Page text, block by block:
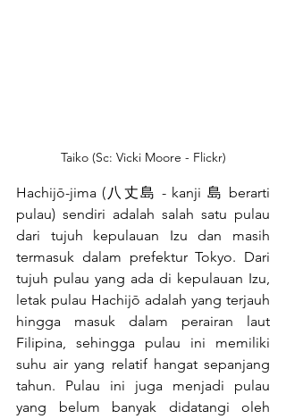
Taiko (Sc: Vicki Moore - Flickr)
Hachijō-jima (八丈島 - kanji 島 berarti
pulau) sendiri adalah salah satu pulau
dari tujuh kepulauan Izu dan masih
termasuk dalam prefektur Tokyo. Dari
tujuh pulau yang ada di kepulauan Izu,
letak pulau Hachijō adalah yang terjauh
hingga masuk dalam perairan laut
Filipina, sehingga pulau ini memiliki
suhu air yang relatif hangat sepanjang
tahun. Pulau ini juga menjadi pulau
yang belum banyak didatangi oleh